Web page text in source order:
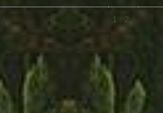
1 : 2